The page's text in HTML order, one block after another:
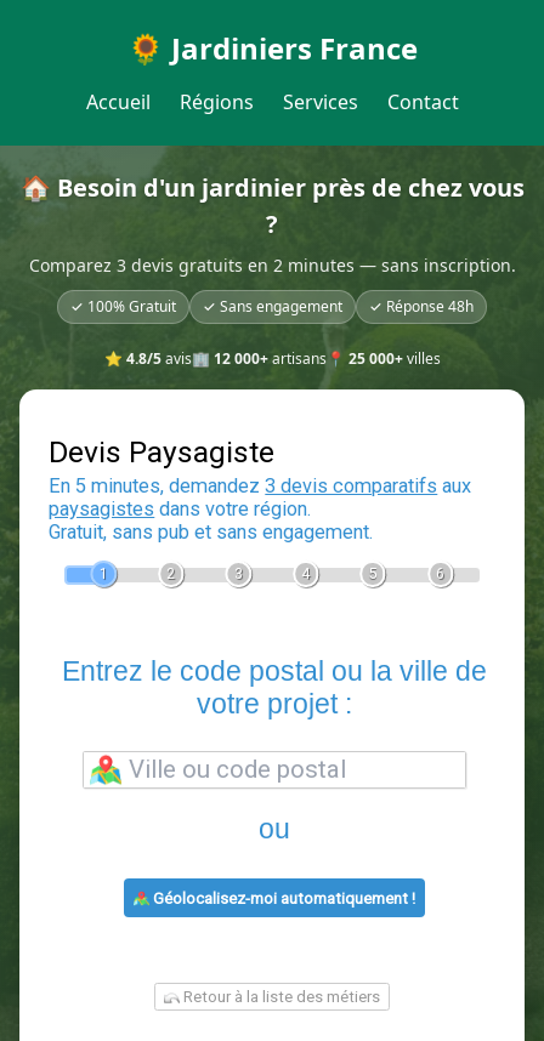
🌻 Jardiniers France
Accueil Régions Services Contact
🏠 Besoin d'un jardinier près de chez vous
?
Comparez 3 devis gratuits en 2 minutes — sans inscription.
✓ 100% Gratuit ✓ Sans engagement ✓ Réponse 48h
⭐ 4.8/5avis🏢 12 000+artisans📍 25 000+villes
Devis Paysagiste
En 5 minutes, demandez3 devis comparatifs
2 3
Entrez le code postal ou la
ou